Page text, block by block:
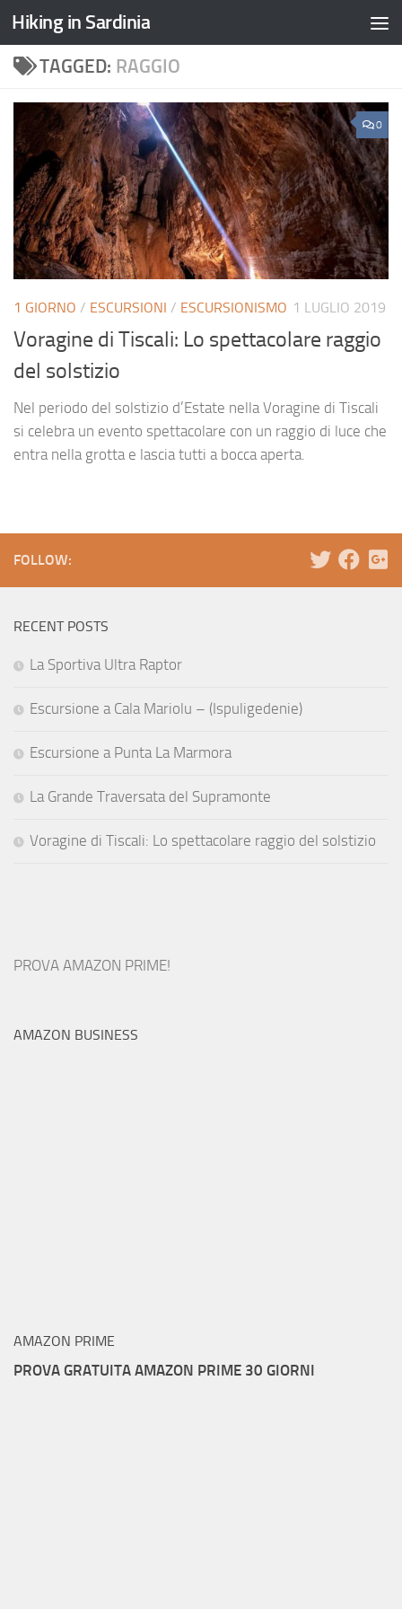
Hiking in Sardinia
TAGGED: RAGGIO
0
1 GIORNO / ESCURSIONI / ESCURSIONISMO 1 LUGLIO 2019
Voragine di Tiscali: Lo spettacolare raggio
del solstizio
Nel periodo del solstizio d’Estate nella Voragine di Tiscali
si celebra un evento spettacolare con un raggio di luce che
entra nella grotta e lascia tutti a bocca aperta.
FOLLOW:
RECENT POSTS
La Sportiva Ultra Raptor
Escursione a Cala Mariolu – (Ispuligedenie)
Escursione a Punta La Marmora
La Grande Traversata del Supramonte
Voragine di Tiscali: Lo spettacolare raggio del solstizio
PROVA AMAZON PRIME!
AMAZON BUSINESS
AMAZON PRIME
PROVA GRATUITA AMAZON PRIME 30 GIORNI